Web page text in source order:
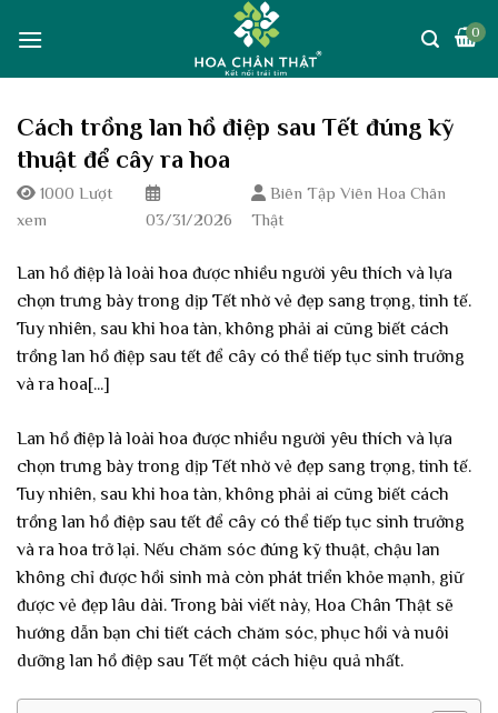
0
Cách trồng lan hồ điệp sau Tết đúng kỹ
thuật để cây ra hoa
1000 Lượt
xem
03/31/2026
Biên Tập Viên Hoa Chân
Thật
Lan hồ điệp là loài hoa được nhiều người yêu thích và lựa
chọn trưng bày trong dịp Tết nhờ vẻ đẹp sang trọng, tinh tế.
Tuy nhiên, sau khi hoa tàn, không phải ai cũng biết cách
trồng lan hồ điệp sau tết để cây có thể tiếp tục sinh trưởng
và ra hoa[...]
Lan hồ điệp là loài hoa được nhiều người yêu thích và lựa
chọn trưng bày trong dịp Tết nhờ vẻ đẹp sang trọng, tinh tế.
Tuy nhiên, sau khi hoa tàn, không phải ai cũng biết cách
trồng lan hồ điệp sau tết để cây có thể tiếp tục sinh trưởng
và ra hoa trở lại. Nếu chăm sóc đúng kỹ thuật, chậu lan
không chỉ được hồi sinh mà còn phát triển khỏe mạnh, giữ
được vẻ đẹp lâu dài. Trong bài viết này, Hoa Chân Thật sẽ
hướng dẫn bạn chi tiết cách chăm sóc, phục hồi và nuôi
dưỡng lan hồ điệp sau Tết một cách hiệu quả nhất.